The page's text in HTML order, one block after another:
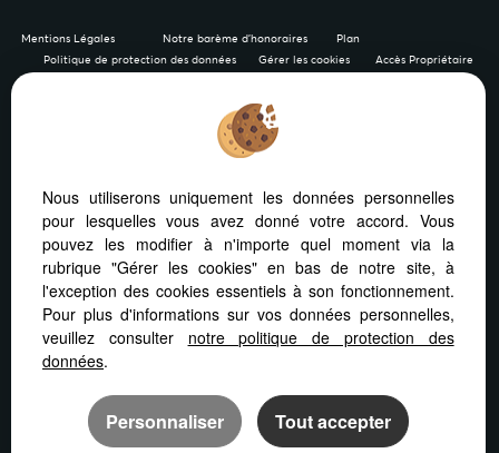
Mentions Légales Notre barème d'honoraires
Plan
Politique de protection des données
Gérer les cookies Accès Propriétaire
Afin de vous offrir un confort de lecture permanent, depuis
votre PC, votre tablette ou votre smartphone, notre site
s’adapte automatiquement aux différents types d'écrans
Logiciel de transaction
Nous utiliserons uniquement les données personnelles
pour lesquelles vous avez donné votre accord. Vous
pouvez les modifier à n'importe quel moment via la
rubrique "Gérer les cookies" en bas de notre site, à
l'exception des cookies essentiels à son fonctionnement.
Pour plus d'informations sur vos données personnelles,
veuillez consulter notre politique de protection des
données.
Personnaliser Tout accepter